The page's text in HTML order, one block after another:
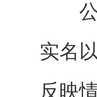
实名
反映